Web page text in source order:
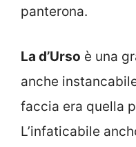
panterona.
La d’Urso è una
anche
faccia era quella
L’infaticabile